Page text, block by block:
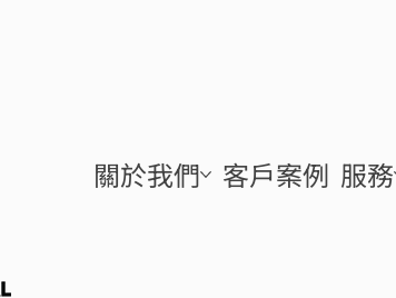
關於我們 客戶案例 服務